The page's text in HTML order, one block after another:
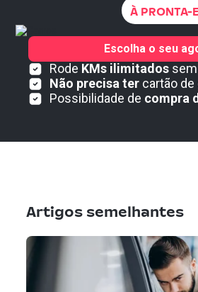
À PRONTA-
Rode KMs ilimitados
Não precisa ter cartão
Possibilidade de compra
Escolha o seu
Artigos semelhantes